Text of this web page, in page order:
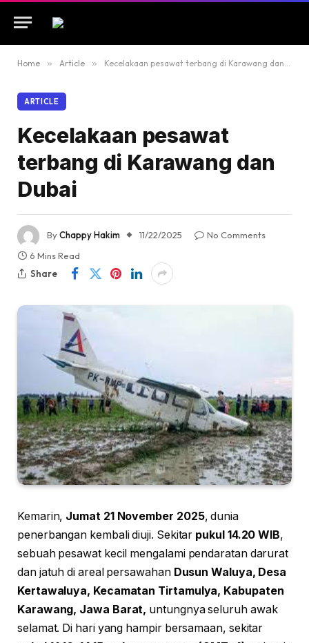
Home » Article » Kecelakaan pesawat terbang di Karawang dan Dubai
ARTICLE
Kecelakaan pesawat
terbang di Karawang dan
Dubai
ByChappy Hakim 11/22/2025
No Comments
6 Mins Read
Share
Kemarin, Jumat 21 November 2025, dunia
penerbangan kembali diuji. Sekitar pukul 14.20 WIB,
sebuah pesawat kecil mengalami pendaratan darurat
dan jatuh di areal persawahan Dusun Waluya, Desa
Kertawaluya, Kecamatan Tirtamulya, Kabupaten
Karawang, Jawa Barat, untungnya seluruh awak
selamat. Di hari yang hampir bersamaan, sekitar